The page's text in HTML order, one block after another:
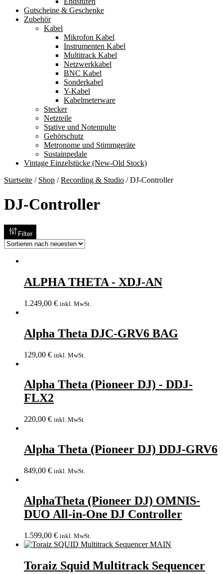
Gutscheine & Geschenke
Zubehör
Kabel
Mikrofon Kabel
Instrumenten Kabel
Multitrack Kabel
Netzwerkkabel
BNC Kabel
Sonderkabel
Y-Kabel
Kabelmeterware
Stecker
Netzteile
Stative und Notenpulte
Gehörschutz
Metronome und Stimmgeräte
Sustainpedale
Vintage Einzelstücke (New-Old Stock)
Startseite / Shop /Recording & Studio /DJ-Controller
DJ-Controller
Filter
ALPHA THETA - XDJ-AN
1.249,00 € inkl. MwSt.
Alpha Theta DJC-GRV6 BAG
129,00 € inkl. MwSt.
Alpha Theta (Pioneer DJ) - DDJ-
FLX2
220,00 € inkl. MwSt.
Alpha Theta (Pioneer DJ) DDJ-GRV6
849,00 € inkl. MwSt.
AlphaTheta (Pioneer DJ) OMNIS-
DUO All-in-One DJ Controller
1.599,00 € inkl. MwSt.
Toraiz Squid Multitrack Sequencer